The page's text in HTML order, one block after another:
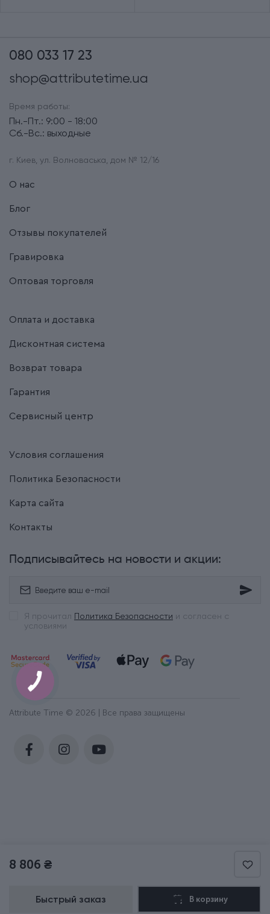
8 806 ₴
Быстрый заказ В корзину
080 033 17 23
shop@attributetime.ua
Время работы:
Пн.-Пт.: 9:00 - 18:00
Сб.-Вс.: выходные
г. Киев, ул. Волноваська, дом № 12/16
О нас
Блог
Отзывы покупателей
Гравировка
Оптовая торговля
Оплата и доставка
Дисконтная система
Возврат товара
Гарантия
Сервисный центр
Условия соглашения
Политика Безопасности
Карта сайта
Контакты
Подписывайтесь на новости и акции:
Я прочитал Политика Безопасности и согласен с
условиями
Attribute Time © 2026 | Все права защищены